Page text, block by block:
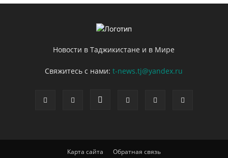
Новости в Таджикистане и в Мире
Свяжитесь с нами:t-news.tj@yandex.ru
Карта сайта Обратная связь